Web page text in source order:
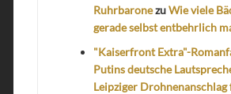
RuhrbaronezuWie viele
gerade selbst entbehrlich
"Kaiserfront Extra"-
Putins deutsche
Leipziger Drohnenanschlag